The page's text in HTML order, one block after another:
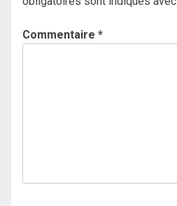
Commentaire *